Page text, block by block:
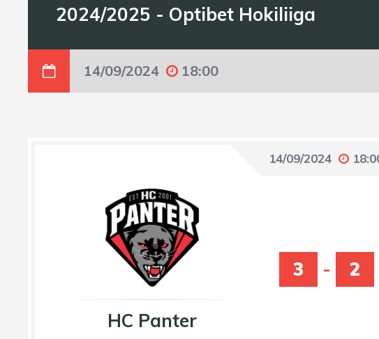
2024/2025 - Optibet Hokiliiga
14/09/2024 18:00
14/09/2024
HC Panter
3 - 2